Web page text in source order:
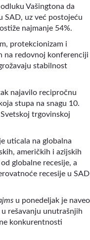
Vašingtona da
SAD, uz već postojeću
najmanje 54%.
protekcionizam i
na redovnoj konferenciji
stabilnost
najavilo recipročnu
stupa na snagu 10.
trgovinskoj
uticala na globalna
američkih i azijskih
globalne recesije, a
recesije u SAD
u ponedeljak je naveo
u rešavanju unutrašnjih
konkurentnosti